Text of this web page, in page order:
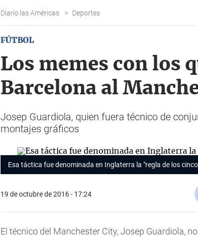
Diario las Américas > Deportes
FÚTBOL
Los memes con los
Barcelona al
Josep Guardiola, quien fuera técnico de
montajes gráficos
Esa táctica fue denominada en Inglaterra la "regla de los
19 de octubre de 2016 - 17:24
El técnico del Manchester City, Josep Guardiola,